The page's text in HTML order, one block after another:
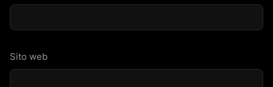
Sito web